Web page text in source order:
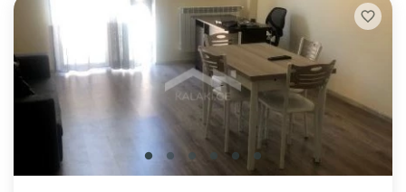
lens lens lens lens lens